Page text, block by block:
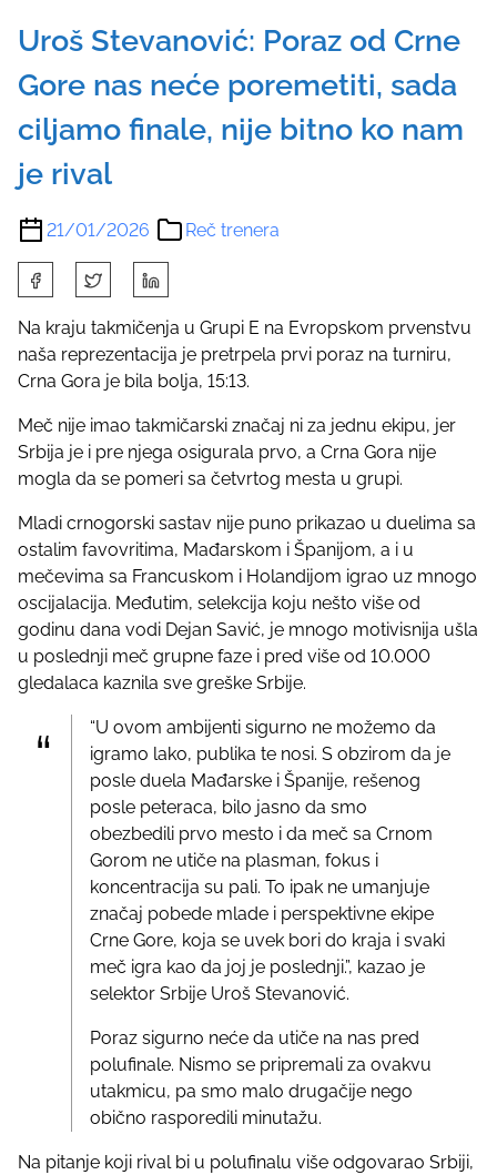
Uroš Stevanović: Poraz od Crne
Gore nas neće poremetiti, sada
ciljamo finale, nije bitno ko nam
je rival
21/01/2026 Reč trenera
h
a
r
e
h
i
s
p
n
Na kraju takmičenja u Grupi E na Evropskom prvenstvu
naša reprezentacija je pretrpela prvi poraz na turniru,
Crna Gora je bila bolja, 15:13.
Meč nije imao takmičarski značaj ni za jednu ekipu, jer
Srbija je i pre njega osigurala prvo, a Crna Gora nije
mogla da se pomeri sa četvrtog mesta u grupi.
Mladi crnogorski sastav nije puno prikazao u duelima sa
ostalim favovritima, Mađarskom i Španijom, a i u
mečevima sa Francuskom i Holandijom igrao uz mnogo
oscijalacija. Međutim, selekcija koju nešto više od
godinu dana vodi Dejan Savić, je mnogo motivisnija ušla
u poslednji meč grupne faze i pred više od 10.000
gledalaca kaznila sve greške Srbije.
“U ovom ambijenti sigurno ne možemo da
igramo lako, publika te nosi. S obzirom da je
posle duela Mađarske i Španije, rešenog
posle peteraca, bilo jasno da smo
obezbedili prvo mesto i da meč sa Crnom
Gorom ne utiče na plasman, fokus i
koncentracija su pali. To ipak ne umanjuje
značaj pobede mlade i perspektivne ekipe
Crne Gore, koja se uvek bori do kraja i svaki
meč igra kao da joj je poslednji.”, kazao je
selektor Srbije Uroš Stevanović.
Poraz sigurno neće da utiče na nas pred
polufinale. Nismo se pripremali za ovakvu
utakmicu, pa smo malo drugačije nego
obično rasporedili minutažu.
Na pitanje koji rival bi u polufinalu više odgovarao Srbiji,